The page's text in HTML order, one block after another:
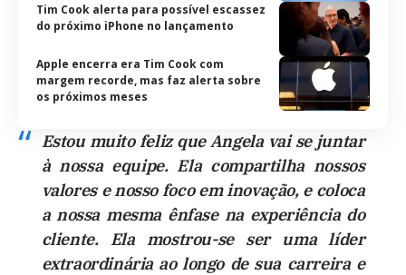
Tim Cook alerta para possível escassez
do próximo iPhone no lançamento
Apple encerra era Tim Cook com
margem recorde, mas faz alerta sobre
os próximos meses
Estou muito feliz que Angela vai se juntar
à nossa equipe. Ela compartilha nossos
valores e nosso foco em inovação, e coloca
a nossa mesma ênfase na experiência do
cliente. Ela mostrou-se ser uma líder
extraordinária ao longo de sua carreira e